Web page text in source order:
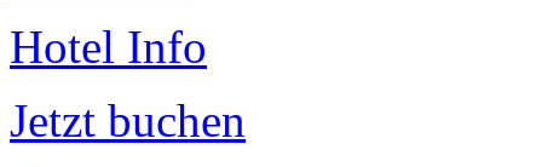
Hotel Info
Jetzt buchen